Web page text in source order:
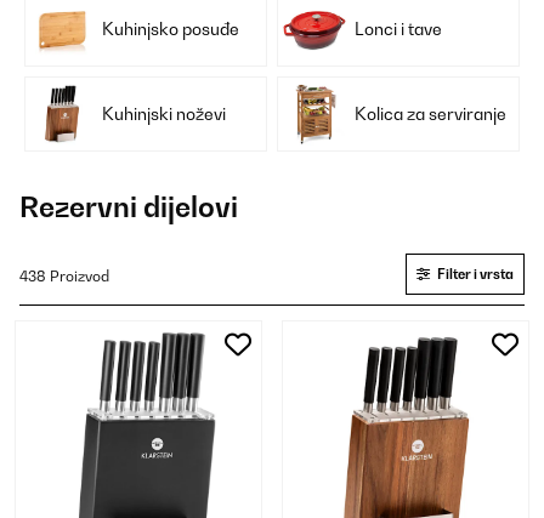
Kuhinjsko posuđe Lonci i tave
Kuhinjski noževi Kolica za serviranje
Rezervni dijelovi
438 Proizvod Filter i vrsta